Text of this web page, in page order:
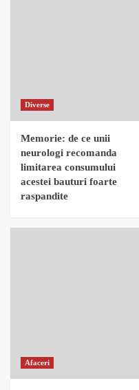
Diverse
Memorie: de ce unii
neurologi recomanda
limitarea consumului
acestei bauturi foarte
raspandite
Afaceri